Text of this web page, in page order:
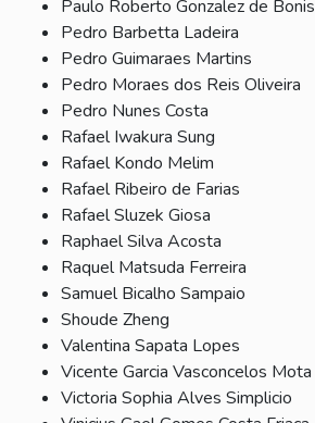
Paulo Roberto Gonzalez de Bonis
Pedro Barbetta Ladeira
Pedro Guimaraes Martins
Pedro Moraes dos Reis Oliveira
Pedro Nunes Costa
Rafael Iwakura Sung
Rafael Kondo Melim
Rafael Ribeiro de Farias
Rafael Sluzek Giosa
Raphael Silva Acosta
Raquel Matsuda Ferreira
Samuel Bicalho Sampaio
Shoude Zheng
Valentina Sapata Lopes
Vicente Garcia Vasconcelos Mota
Victoria Sophia Alves Simplicio